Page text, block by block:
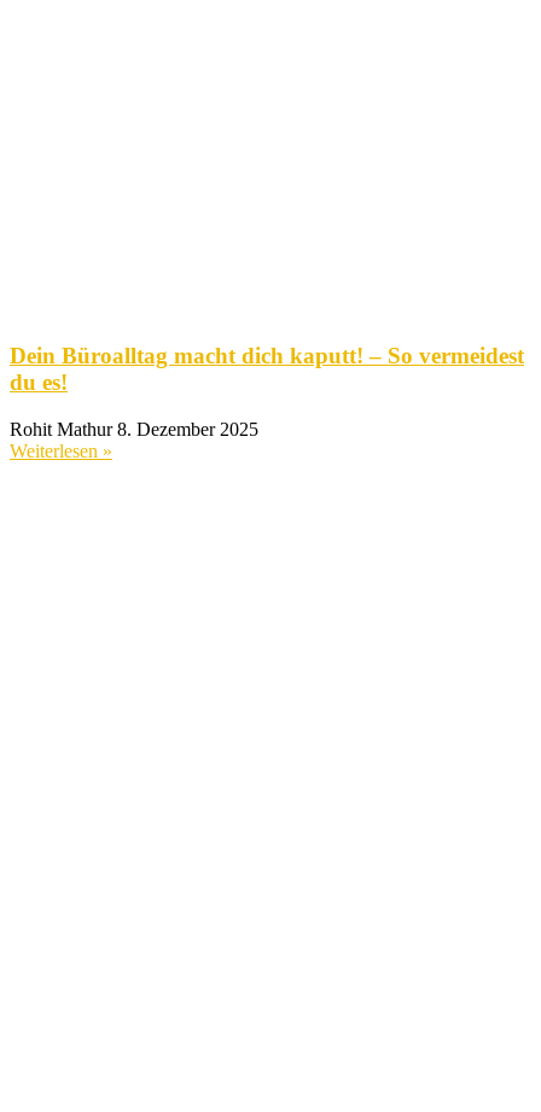
Dein Büroalltag macht dich kaputt! – So vermeidest
du es!
Rohit Mathur8. Dezember 2025
Weiterlesen »